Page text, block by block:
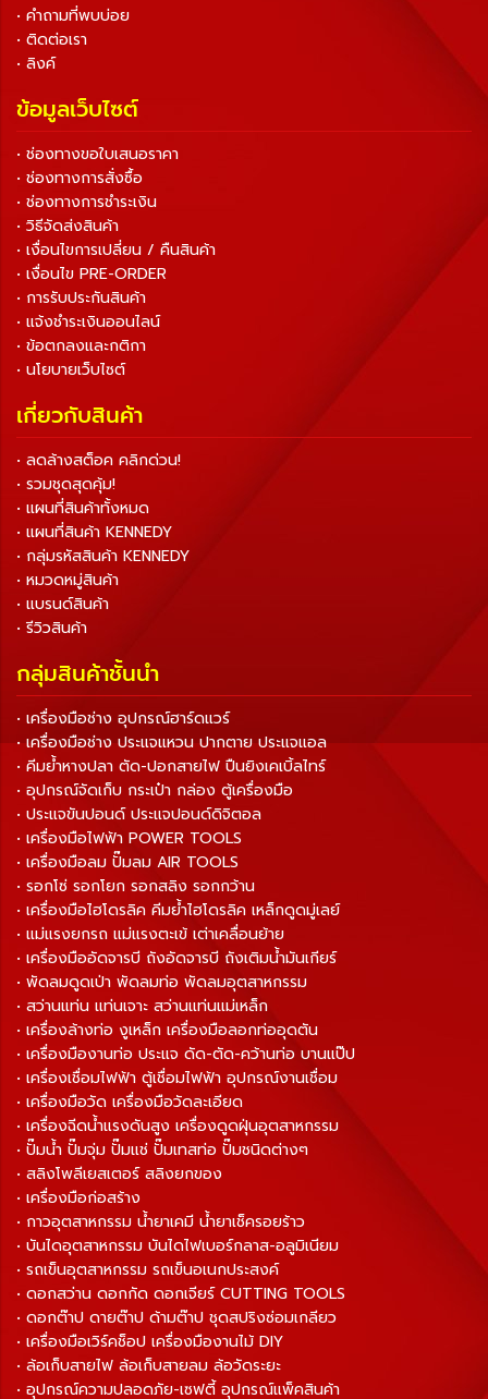
• คำถามที่พบบ่อย
• ติดต่อเรา
• ลิงค์
ข้อมูลเว็บไซต์
• ช่องทางขอใบเสนอราคา
• ช่องทางการสั่งซื้อ
• ช่องทางการชำระเงิน
• วิธีจัดส่งสินค้า
• เงื่อนไขการเปลี่ยน / คืนสินค้า
• เงื่อนไข PRE-ORDER
• การรับประกันสินค้า
• แจ้งชำระเงินออนไลน์
• ข้อตกลงและกติกา
• นโยบายเว็บไซต์
เกี่ยวกับสินค้า
• ลดล้างสต็อค คลิกด่วน!
• รวมชุดสุดคุ้ม!
• แผนที่สินค้าทั้งหมด
• แผนที่สินค้า KENNEDY
• กลุ่มรหัสสินค้า KENNEDY
• หมวดหมู่สินค้า
• แบรนด์สินค้า
• รีวิวสินค้า
กลุ่มสินค้าชั้นนำ
• เครื่องมือช่าง อุปกรณ์ฮาร์ดแวร์
• เครื่องมือช่าง ประแจแหวน ปากตาย ประแจแอล
• คีมย้ำหางปลา ตัด-ปอกสายไฟ ปืนยิงเคเบิ้ลไทร์
• อุปกรณ์จัดเก็บ กระเป๋า กล่อง ตู้เครื่องมือ
• ประแจขันปอนด์ ประแจปอนด์ดิจิตอล
• เครื่องมือไฟฟ้า POWER TOOLS
• เครื่องมือลม ปั๊มลม AIR TOOLS
• รอกโซ่ รอกโยก รอกสลิง รอกกว้าน
• เครื่องมือไฮโดรลิค คีมย้ำไฮโดรลิค เหล็กดูดมู่เลย์
• แม่แรงยกรถ แม่แรงตะเข้ เต่าเคลื่อนย้าย
• เครื่องมืออัดจารบี ถังอัดจารบี ถังเติมน้ำมันเกียร์
• พัดลมดูดเป่า พัดลมท่อ พัดลมอุตสาหกรรม
• สว่านแท่น แท่นเจาะ สว่านแท่นแม่เหล็ก
• เครื่องล้างท่อ งูเหล็ก เครื่องมือลอกท่ออุดตัน
• เครื่องมืองานท่อ ประแจ ดัด-ตัด-คว้านท่อ บานแป๊ป
• เครื่องเชื่อมไฟฟ้า ตู้เชื่อมไฟฟ้า อุปกรณ์งานเชื่อม
• เครื่องมือวัด เครื่องมือวัดละเอียด
• เครื่องฉีดน้ำแรงดันสูง เครื่องดูดฝุ่นอุตสาหกรรม
• ปั๊มน้ำ ปั๊มจุ่ม ปั๊มแช่ ปั๊มเทสท่อ ปั๊มชนิดต่างๆ
• สลิงโพลีเยสเตอร์ สลิงยกของ
• เครื่องมือก่อสร้าง
• กาวอุตสาหกรรม น้ำยาเคมี น้ำยาเช็ครอยร้าว
• บันไดอุตสาหกรรม บันไดไฟเบอร์กลาส-อลูมิเนียม
• รถเข็นอุตสาหกรรม รถเข็นอเนกประสงค์
• ดอกสว่าน ดอกกัด ดอกเจียร์ CUTTING TOOLS
• ดอกต๊าป ดายต๊าป ด้ามต๊าป ชุดสปริงซ่อมเกลียว
• เครื่องมือเวิร์คช็อป เครื่องมืองานไม้ DIY
• ล้อเก็บสายไฟ ล้อเก็บสายลม ล้อวัดระยะ
• อุปกรณ์ความปลอดภัย-เซฟตี้ อุปกรณ์แพ็คสินค้า